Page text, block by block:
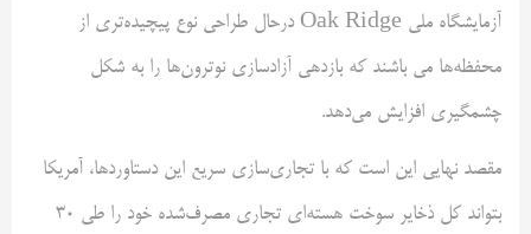
آزمایشگاه ملی Oak Ridge درحال طراحی نوع پیچیده‌تری از
محفظه‌ها می باشند که بازدهی آزادسازی نوترون‌ها را به شکل
چشمگیری افزایش می‌دهد.
مقصد نهایی این است که با تجاری‌سازی سریع این دستاوردها، آمریکا
بتواند کل ذخایر سوخت هسته‌ای تجاری مصرف‌شده خود را طی ۳۰